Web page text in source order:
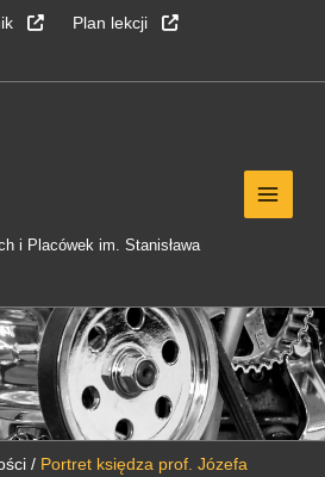
Plan lekcji
i Placówek im. Stanisława
/ Portret księdza prof. Józefa